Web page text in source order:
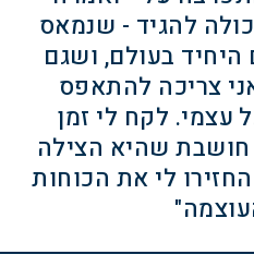
להגיד - שנמאס
בעולם, ושגם
צריכה להתאפס
עצמי. לקח לי זמן
חושבת שהיא הצילה
לי את הכוחות